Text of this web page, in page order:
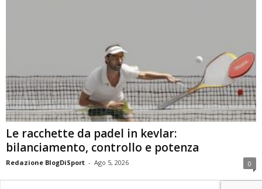
Le racchette da padel in kevlar:
bilanciamento, controllo e potenza
Redazione BlogDiSport - Ago 5, 2026 0